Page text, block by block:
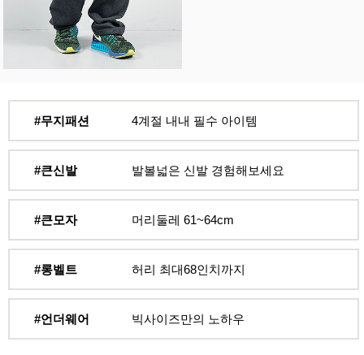
#무지패션 4계절 내내 필수 아이템
#큰신발 발볼넓은 신발 경험해보세요
#큰모자 머리둘레 61~64cm
#롱벨트 허리 최대68인치까지
#언더웨어 빅사이즈만의 노하우